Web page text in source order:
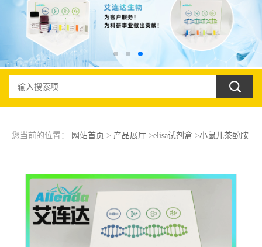
您当前的位置： 网站首页 > 产品展厅 >elisa试剂盒>小鼠儿茶酚胺